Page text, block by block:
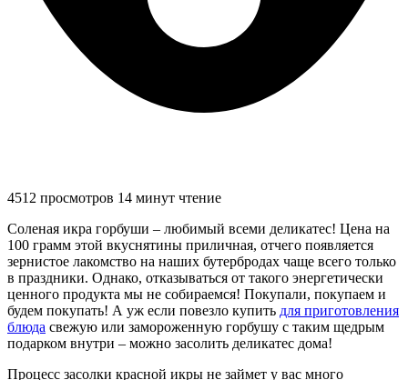
4512 просмотров 14 минут чтение
Соленая икра горбуши – любимый всеми деликатес! Цена на
100 грамм этой вкуснятины приличная, отчего появляется
зернистое лакомство на наших бутербродах чаще всего только
в праздники. Однако, отказываться от такого энергетически
ценного продукта мы не собираемся! Покупали, покупаем и
будем покупать! А уж если повезло купить для приготовления
блюда свежую или замороженную горбушу с таким щедрым
подарком внутри – можно засолить деликатес дома!
Процесс засолки красной икры не займет у вас много